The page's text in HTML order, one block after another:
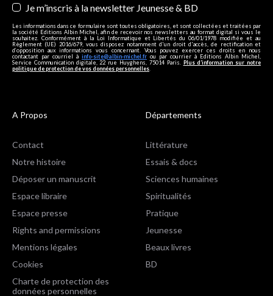
Je m’inscris à la newsletter Jeunesse & BD
Les informations dans ce formulaire sont toutes obligatoires, et sont collectées et traitées par
la société Editions Albin Michel, afin de recevoir nos newsletters au format digital si vous le
souhaitez. Conformément à la Loi Informatique et Libertés du 06/01/1978 modifiée et au
Règlement (UE) 2016/679, vous disposez notamment d'un droit d'accès, de rectification et
d’opposition aux informations vous concernant. Vous pouvez exercer ces droits en nous
contactant par courriel à info-site@albin-michel.fr ou par courrier à Editions Albin Michel,
Service Communication digitale, 22 rue Huyghens, 75014 Paris. Plus d’information sur notre
politique de protection de vos données personnelles
A Propos
Contact
Notre histoire
Déposer un manuscrit
Espace libraire
Espace presse
Rights and permissions
Mentions légales
Cookies
Charte de protection des
données personnelles
Départements
Littérature
Essais & docs
Sciences humaines
Spiritualités
Pratique
Jeunesse
Beaux livres
BD